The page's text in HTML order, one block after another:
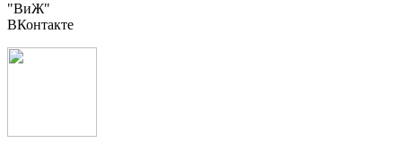
"ВиЖ"
ВКонтакте